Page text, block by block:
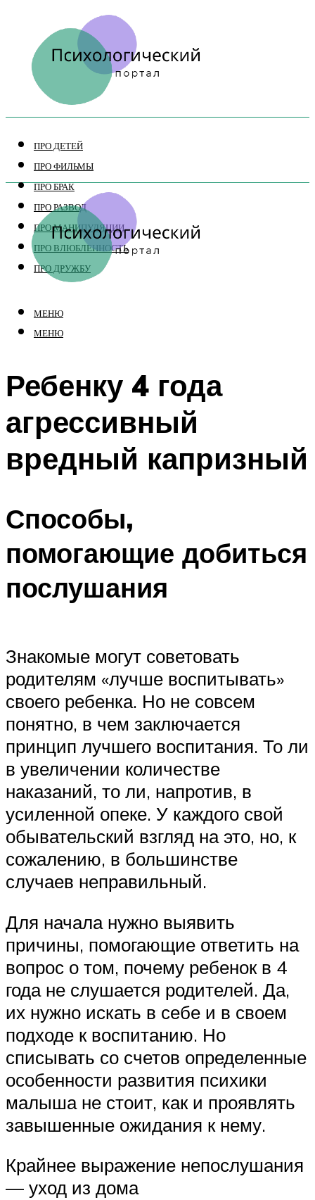
ПРО ДЕТЕЙ
ПРО ФИЛЬМЫ
ПРО БРАК
ПРО РАЗВОД
ПРО МАНИПУЛЯЦИИ
ПРО ВЛЮБЛЕННОСТЬ
ПРО ДРУЖБУ
МЕНЮ
МЕНЮ
Ребенку 4 года
агрессивный
вредный капризный
Способы,
помогающие добиться
послушания
Знакомые могут советовать
родителям «лучше воспитывать»
своего ребенка. Но не совсем
понятно, в чем заключается
принцип лучшего воспитания. То ли
в увеличении количестве
наказаний, то ли, напротив, в
усиленной опеке. У каждого свой
обывательский взгляд на это, но, к
сожалению, в большинстве
случаев неправильный.
Для начала нужно выявить
причины, помогающие ответить на
вопрос о том, почему ребенок в 4
года не слушается родителей. Да,
их нужно искать в себе и в своем
подходе к воспитанию. Но
списывать со счетов определенные
особенности развития психики
малыша не стоит, как и проявлять
завышенные ожидания к нему.
Крайнее выражение непослушания
— уход из дома